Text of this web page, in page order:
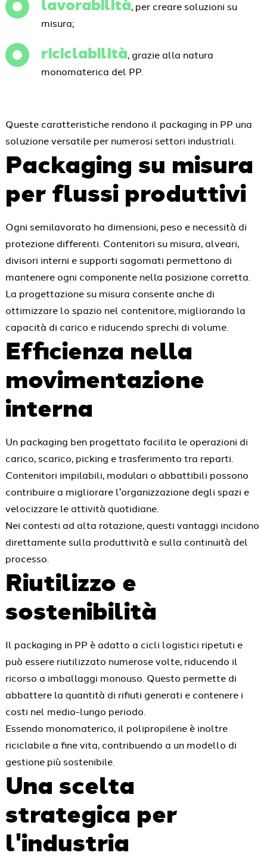
, per creare soluzioni su
misura;
riciclabilità, grazie alla natura
monomaterica del PP.
Queste caratteristiche rendono il packaging in PP una
soluzione versatile per numerosi settori industriali.
Packaging su misura
per flussi produttivi
Ogni semilavorato ha dimensioni, peso e necessità di
protezione differenti. Contenitori su misura, alveari,
divisori interni e supporti sagomati permettono di
mantenere ogni componente nella posizione corretta.
La progettazione su misura consente anche di
ottimizzare lo spazio nel contenitore, migliorando la
capacità di carico e riducendo sprechi di volume.
Efficienza nella
movimentazione
interna
Un packaging ben progettato facilita le operazioni di
carico, scarico, picking e trasferimento tra reparti.
Contenitori impilabili, modulari o abbattibili possono
contribuire a migliorare l'organizzazione degli spazi e
velocizzare le attività quotidiane.
Nei contesti ad alta rotazione, questi vantaggi incidono
direttamente sulla produttività e sulla continuità del
processo.
Riutilizzo e
sostenibilità
Il packaging in PP è adatto a cicli logistici ripetuti e
può essere riutilizzato numerose volte, riducendo il
ricorso a imballaggi monouso. Questo permette di
abbattere la quantità di rifiuti generati e contenere i
costi nel medio-lungo periodo.
Essendo monomaterico, il polipropilene è inoltre
riciclabile a fine vita, contribuendo a un modello di
gestione più sostenibile.
Una scelta
strategica per
l'industria